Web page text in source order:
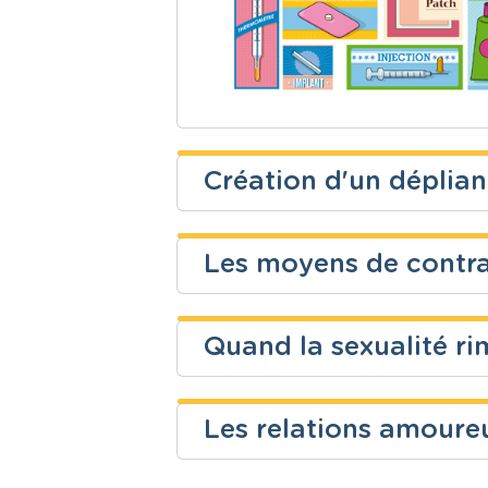
Création d'un
Secondaire Sciences -
Les moyens de
Secondaire Ressources
Quand la sexualité
Les relations